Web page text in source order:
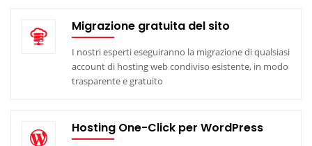
Migrazione gratuita del sito
I nostri esperti eseguiranno la migrazione di qualsiasi
account di hosting web condiviso esistente, in modo
trasparente e gratuito
Hosting One-Click per WordPress